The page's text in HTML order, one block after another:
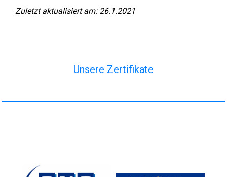
Zuletzt aktualisiert am: 26.1.2021
Unsere Zertifikate